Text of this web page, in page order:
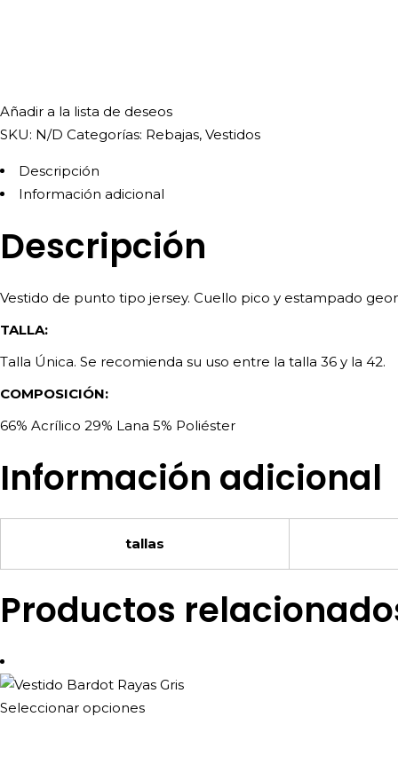
Añadir a la lista de deseos
SKU: N/D Categorías: Rebajas, Vestidos
Descripción
Información adicional
Descripción
Vestido de punto tipo jersey. Cuello pico y estampado
TALLA:
Talla Única. Se recomienda su uso entre la talla 36 y la 42.
COMPOSICIÓN:
66% Acrílico 29% Lana 5% Poliéster
Información adicional
tallas
Productos
Seleccionar opcionesEste